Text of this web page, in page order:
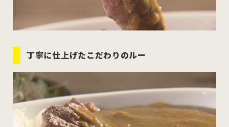
丁寧に仕上げたこだわりのルー